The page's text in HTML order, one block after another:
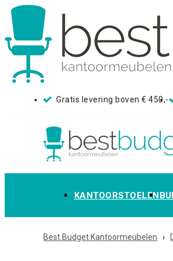
Gratis levering boven € 450,-
KANTOORSTOELEN
Best Budget Kantoormeubelen ›